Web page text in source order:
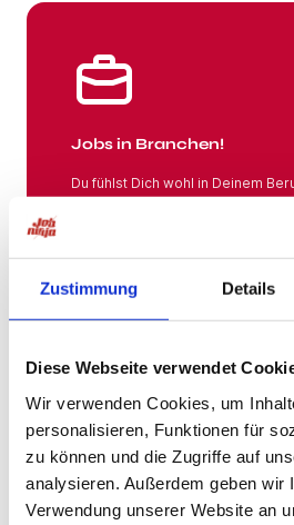
Zustimmung Details
Diese Webseite verwendet
Wir verwenden Cookies, um
personalisieren, Funktionen für
zu können und die Zugriffe auf
analysieren. Außerdem geben wir
Verwendung unserer Website an
Jobs in Branchen!
Du fühlst Dich wohl in Deinem
Jobs in Branchen
Jobs in der Nähe!
Auf unserer Plattform findest Du
an Stellenangeboten, die nach